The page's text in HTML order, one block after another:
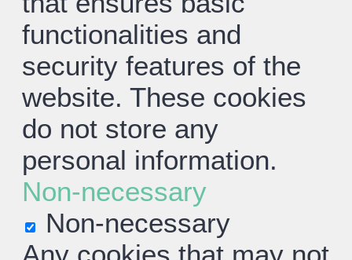
functionalities and
security features of the
website. These cookies
do not store any
personal information.
Non-necessary
Non-necessary